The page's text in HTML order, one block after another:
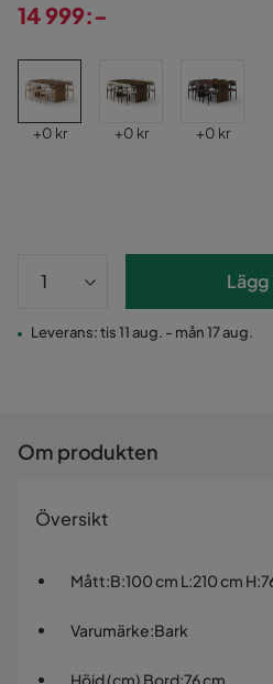
Pris
14 999:-
Pris
+0 kr Pris
+0 kr Pris
+0 kr
Leverans: tis 11 aug. - mån 17 aug.
Om produkten
Översikt
Mått:B:100 cm L:210 cm
Varumärke:Bark
Höjd (cm) Bord:76 cm